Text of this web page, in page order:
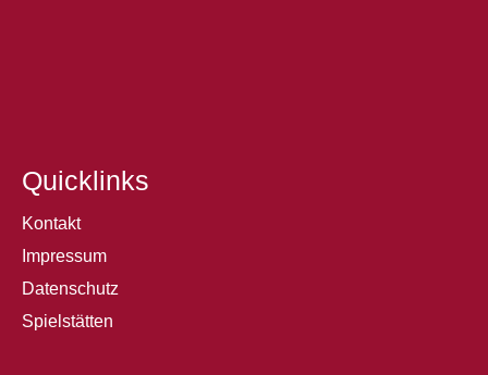
Quicklinks
Kontakt
Impressum
Datenschutz
Spielstätten